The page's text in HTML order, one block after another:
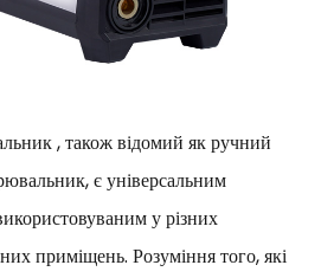
, також відомий як ручний
є універсальним
у різних
приміщень. Розуміння того, які